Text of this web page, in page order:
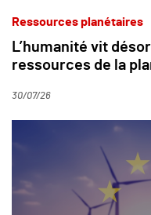
Ressources planétaires
L’humanité vit
ressources de la
30/07/26